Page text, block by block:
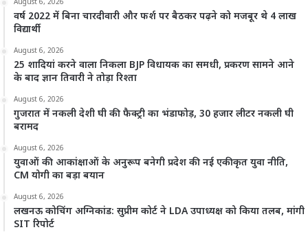
August 6, 2026
वर्ष 2022 में बिना चारदीवारी और फर्श पर बैठकर पढ़ने को मजबूर थे 4 लाख
विद्यार्थी
August 6, 2026
25 शादियां करने वाला निकला BJP विधायक का समधी, प्रकरण सामने आने
के बाद ज्ञान तिवारी ने तोड़ा रिश्ता
August 6, 2026
गुजरात में नकली देशी घी की फैक्ट्री का भंडाफोड़, 30 हजार लीटर नकली घी
बरामद
August 6, 2026
युवाओं की आकांक्षाओं के अनुरूप बनेगी प्रदेश की नई एकीकृत युवा नीति,
CM योगी का बड़ा बयान
August 6, 2026
लखनऊ कोचिंग अग्निकांड: सुप्रीम कोर्ट ने LDA उपाध्यक्ष को किया तलब, मांगी
SIT रिपोर्ट